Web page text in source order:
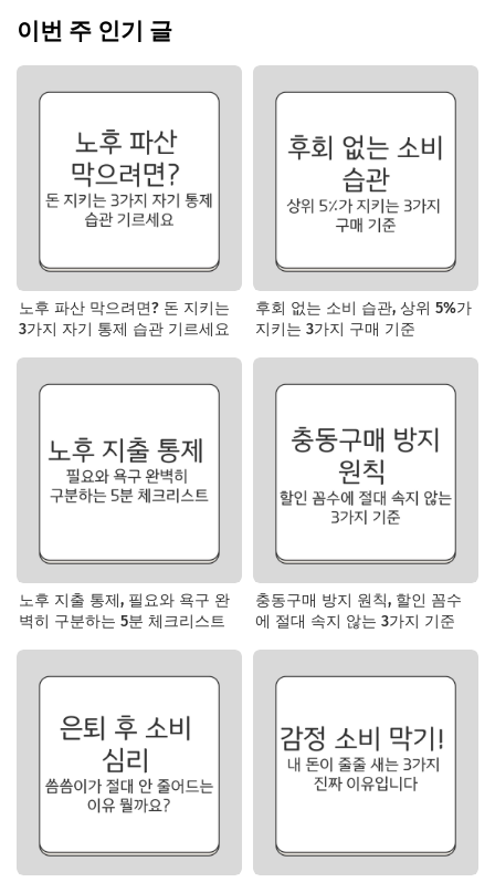
이번 주 인기 글
노후 파산 막으려면? 돈 지키는
3가지 자기 통제 습관 기르세요
후회 없는 소비 습관, 상위 5%가
지키는 3가지 구매 기준
노후 지출 통제, 필요와 욕구 완
벽히 구분하는 5분 체크리스트
충동구매 방지 원칙, 할인 꼼수
에 절대 속지 않는 3가지 기준